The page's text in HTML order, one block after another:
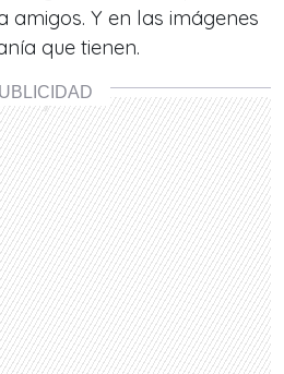
Y en las imágenes
que tienen.